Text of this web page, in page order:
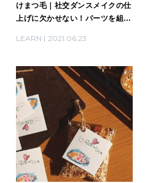
けまつ毛｜社交ダンスメイクの仕
上げに欠かせない！パーツを組み
LEARN 2021.06.23